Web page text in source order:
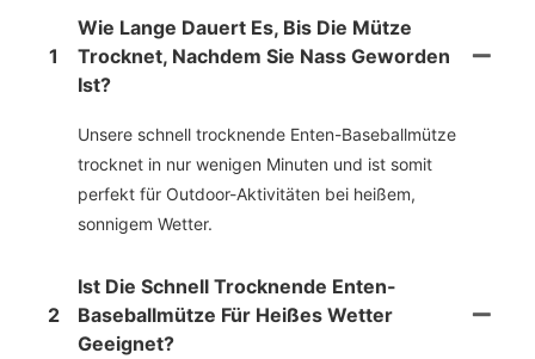
1
Wie Lange Dauert Es, Bis Die Mütze
Trocknet, Nachdem Sie Nass Geworden
Ist?
Unsere schnell trocknende Enten-Baseballmütze
trocknet in nur wenigen Minuten und ist somit
perfekt für Outdoor-Aktivitäten bei heißem,
sonnigem Wetter.
2
Ist Die Schnell Trocknende Enten-
Baseballmütze Für Heißes Wetter
Geeignet?